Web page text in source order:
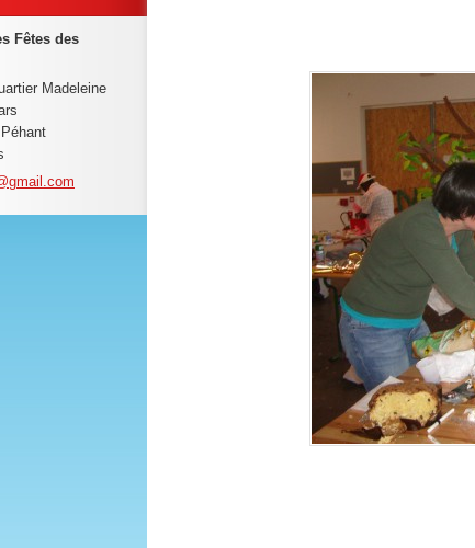
Fêtes des
Madeleine
ail.com